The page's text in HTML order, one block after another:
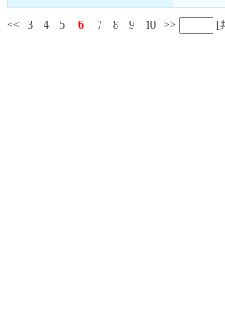
<< 3 4 5 6 7 8 9 10 >> [